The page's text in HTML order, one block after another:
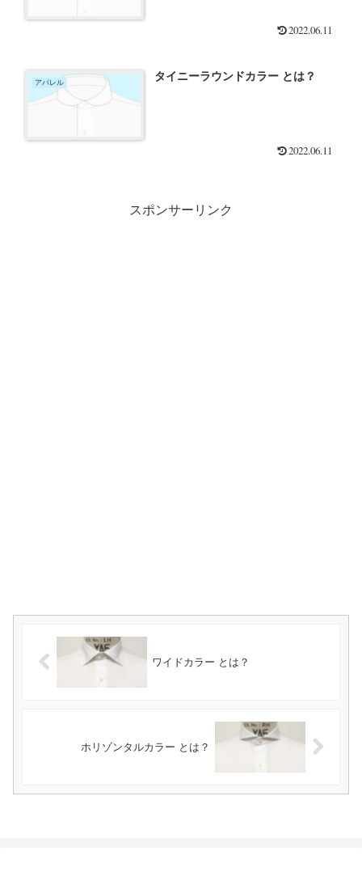
2022.06.11
アパレル タイニーラウンドカラー とは？
2022.06.11
スポンサーリンク
ワイドカラー とは？
ホリゾンタルカラー とは？